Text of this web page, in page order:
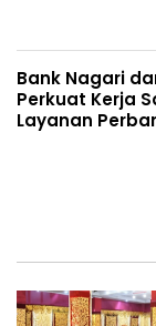
Bank Nagari
Perkuat Kerja
Layanan